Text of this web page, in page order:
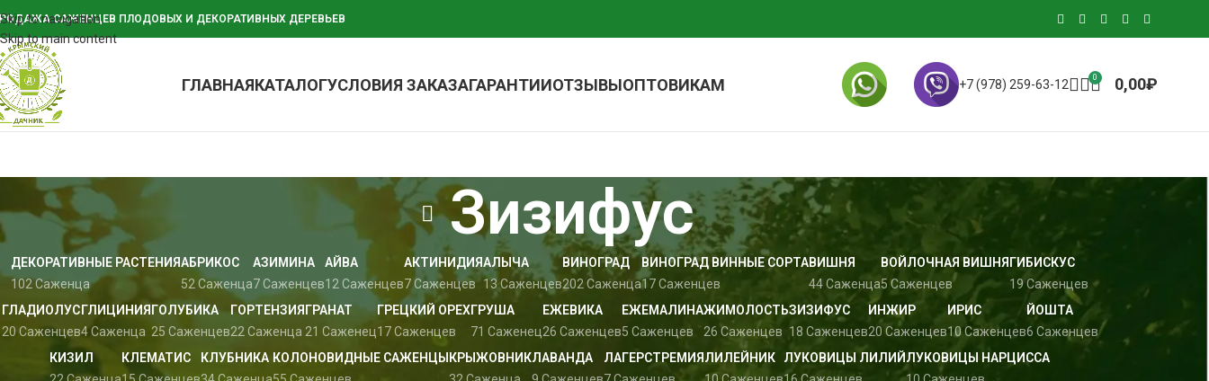
Skip to navigation
Skip to main content
САЖЕНЦЕВ ПЛОДОВЫХ И ДЕКОРАТИВНЫХ ДЕРЕВЬЕВ
ГЛАВНАЯКАТАЛОГУСЛОВИЯ ЗАКАЗАГАРАНТИИОТЗЫВЫОПТОВИКАМ +7 (978) 259-63-12 0 0,00₽
Зизифус
ДЕКОРАТИВНЫЕ РАСТЕНИЯ
102 Саженца
АБРИКОС
52 Саженца
АЗИМИНА
7 Саженцев
АЙВА
12 Саженцев
АКТИНИДИЯ
7 Саженцев
АЛЫЧА
13 Саженцев
ВИНОГРАД
202 Саженца
ВИНОГРАД ВИННЫЕ СОРТА
17 Саженцев
ВИШНЯ
44 Саженца
ВОЙЛОЧНАЯ ВИШНЯ
5 Саженцев
ГИБИСКУС
19 Саженцев
ГЛАДИОЛУС
20 Саженцев
ГЛИЦИНИЯ
4 Саженца
ГОЛУБИКА
25 Саженцев
ГОРТЕНЗИЯ
22 Саженца
ГРАНАТ
21 Саженец
ГРЕЦКИЙ ОРЕХ
17 Саженцев
ГРУША
71 Саженец
ЕЖЕВИКА
26 Саженцев
ЕЖЕМАЛИНА
5 Саженцев
ЖИМОЛОСТЬ
26 Саженцев
ЗИЗИФУС
18 Саженцев
ИНЖИР
20 Саженцев
ИРИС
10 Саженцев
ЙОШТА
6 Саженцев
КИЗИЛ
КЛЕМАТИС
КЛУБНИКА КОЛОНОВИДНЫЕ САЖЕНЦЫ КРЫЖОВНИКЛАВАНДА
ЛАГЕРСТРЕМИЯЛИЛЕЙНИК
ЛУКОВИЦЫ ЛИЛИЙЛУКОВИЦЫ НАРЦИССА